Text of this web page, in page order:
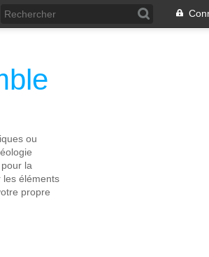
ou
la
les éléments
propre